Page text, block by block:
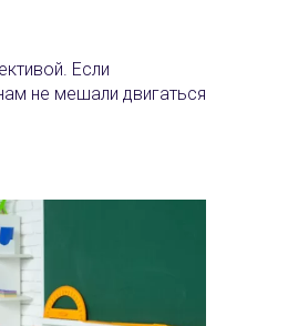
Если
не мешали двигаться